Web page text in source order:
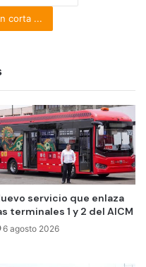
corta ...
servicio que enlaza
terminales 1 y 2 del AICM
6 agosto 2026